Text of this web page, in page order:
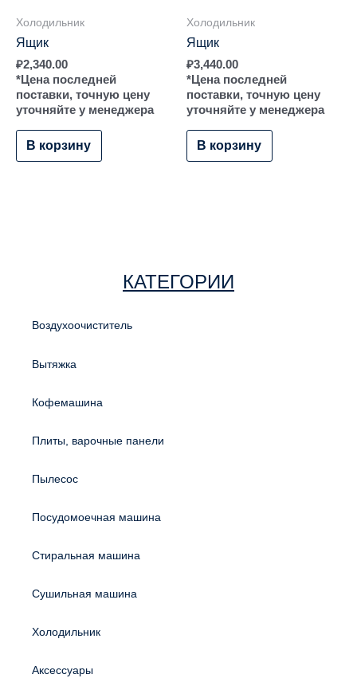
Холодильник
Ящик
₽2,340.00
*Цена последней
поставки, точную цену
уточняйте у менеджера
В корзину
Холодильник
Ящик
₽3,440.00
*Цена последней
поставки, точную цену
уточняйте у менеджера
В корзину
КАТЕГОРИИ
Воздухоочиститель
Вытяжка
Кофемашина
Плиты, варочные панели
Пылесос
Посудомоечная машина
Стиральная машина
Сушильная машина
Холодильник
Аксессуары